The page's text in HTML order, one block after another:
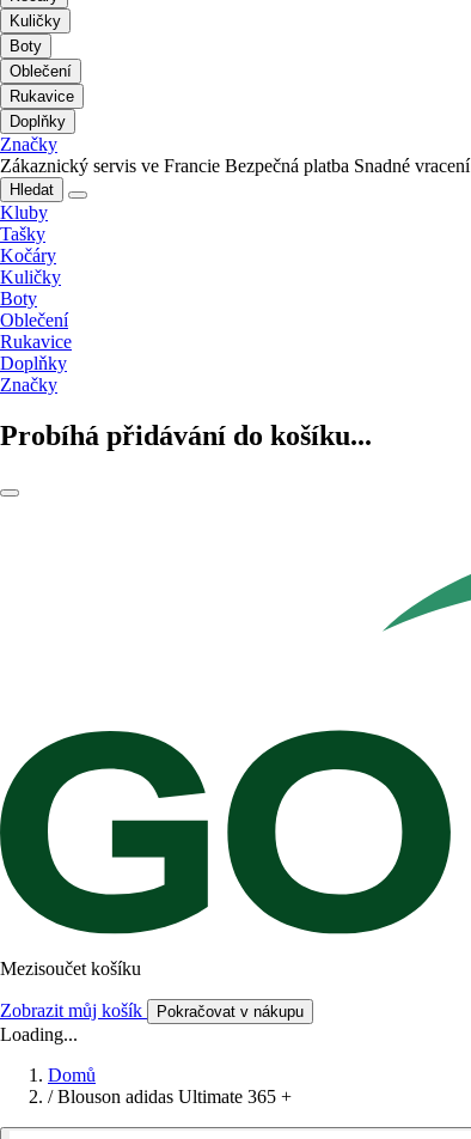
Kuličky
Boty
Oblečení
Rukavice
Doplňky
Značky
Zákaznický servis ve Francie Bezpečná platba Snadné vracení
Hledat
Kluby
Tašky
Kočáry
Kuličky
Boty
Oblečení
Rukavice
Doplňky
Značky
Probíhá přidávání do košíku...
Mezisoučet košíku
Zobrazit můj košík Pokračovat v nákupu
Loading...
Domů
/ Blouson adidas Ultimate 365 +